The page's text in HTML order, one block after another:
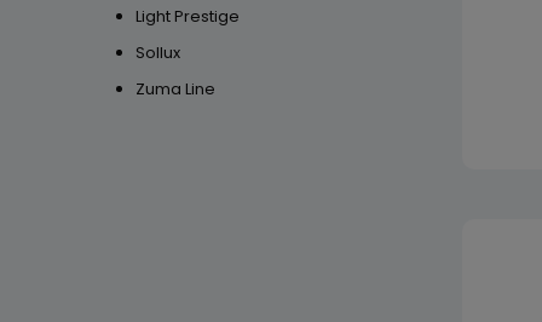
Light Prestige
Sollux
Zuma Line